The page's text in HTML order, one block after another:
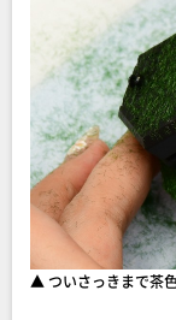
▲ ついさっきまで茶